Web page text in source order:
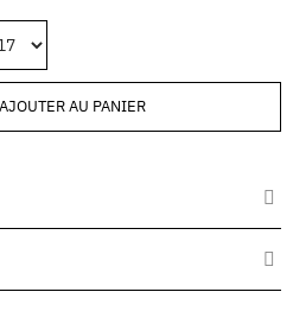
AJOUTER AU PANIER